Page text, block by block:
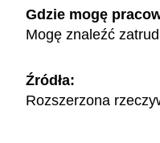
Gdzie mogę
Mogę znaleźć
Źródła:
Rozszerzona